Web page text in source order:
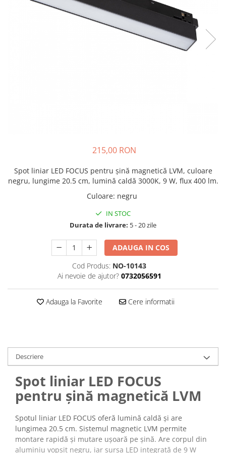
215,00 RON
Spot liniar LED FOCUS pentru șină magnetică LVM, culoare
negru, lungime 20.5 cm, lumină caldă 3000K, 9 W, flux 400 lm.
Culoare: negru
IN STOC
Durata de livrare: 5 - 20 zile
ADAUGA IN COS
Cod Produs: NO-10143
Ai nevoie de ajutor? 0732056591
Adauga la Favorite Cere informatii
Descriere
Spot liniar LED FOCUS
pentru șină magnetică LVM
Spotul liniar LED FOCUS oferă lumină caldă și are
lungimea 20.5 cm. Sistemul magnetic LVM permite
montare rapidă și mutare ușoară pe șină. Are corpul din
aluminiu vopsit negru, iar sursa LED integrată de 9 W